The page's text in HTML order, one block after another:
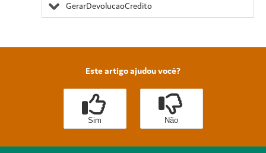
GerarDevolucaoCredito
Este artigo ajudou você?
Sim Não